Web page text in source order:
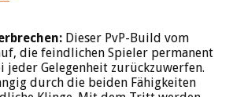
Dieser PvP-Build vom
die feindlichen Spieler permanent
jeder Gelegenheit zurückzuwerfen.
durch die beiden Fähigkeiten